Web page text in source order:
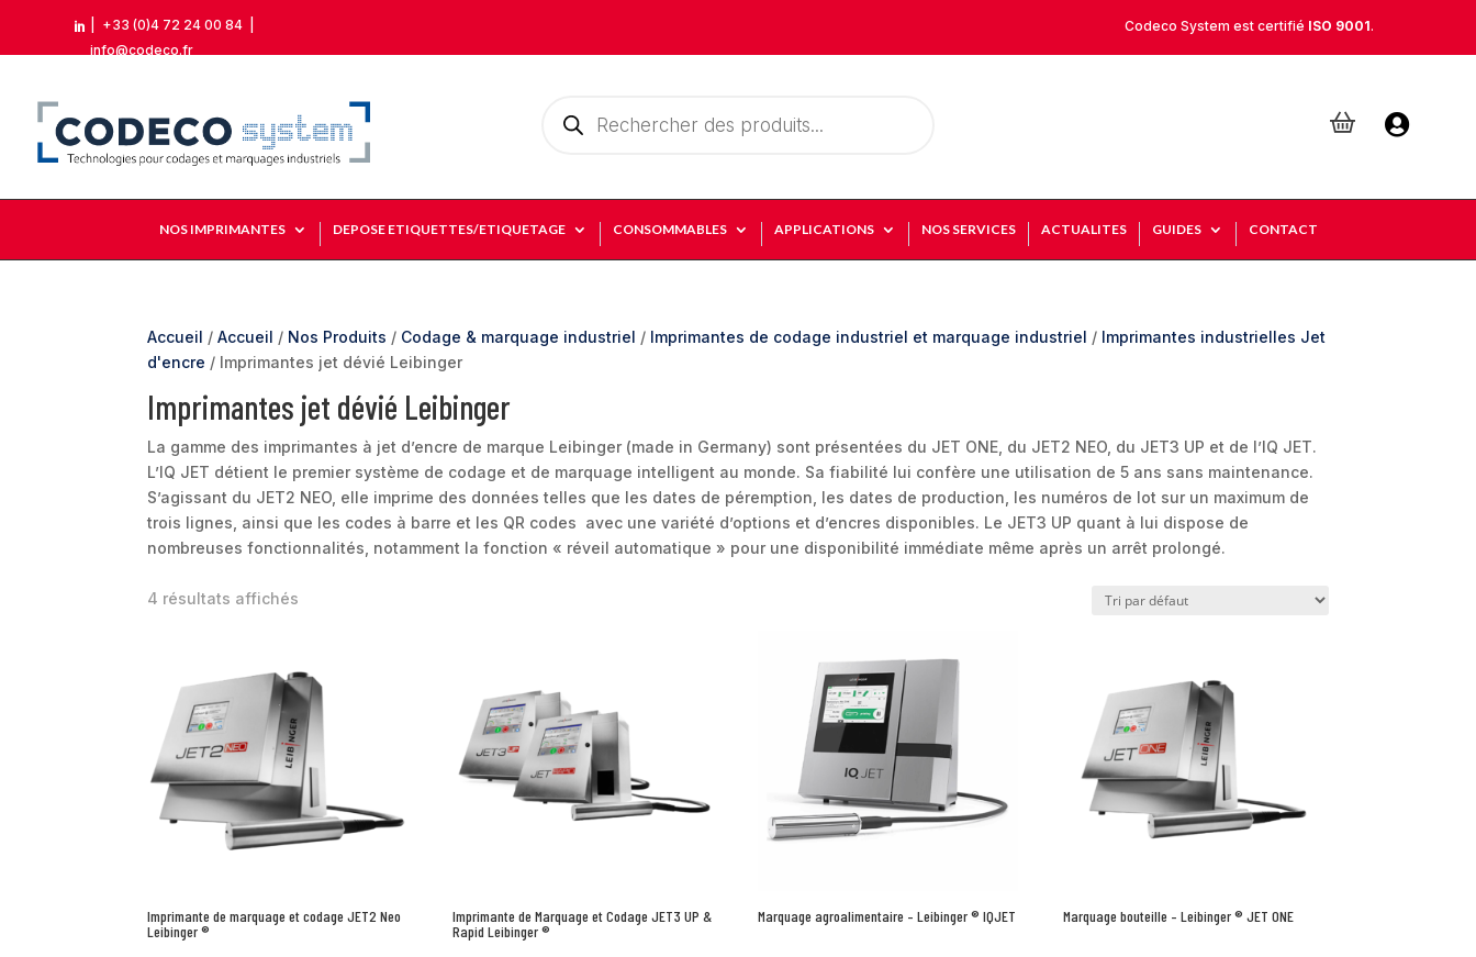
 +33 (0)4 72 24 00 84
info@codeco.fr
Codeco System est certifié ISO 9001.
produits

NOS IMPRIMANTES DEPOSE ETIQUETTES/ETIQUETAGE CONSOMMABLES APPLICATIONS NOS SERVICES ACTUALITES GUIDES CONTACT
Accueil /Accueil / Nos Produits / Codage & marquage industriel / Imprimantes de codage industriel et marquage industriel / Imprimantes industrielles Jet
d'encre / Imprimantes jet dévié Leibinger
Imprimantes jet dévié Leibinger
La gamme des imprimantes à jet d’encre de marque Leibinger (made in Germany) sont présentées du JET ONE, du JET2 NEO, du JET3 UP et de l’IQ JET.
L’IQ JET détient le premier système de codage et de marquage intelligent au monde. Sa fiabilité lui confère une utilisation de 5 ans sans maintenance.
S’agissant du JET2 NEO, elle imprime des données telles que les dates de péremption, les dates de production, les numéros de lot sur un maximum de
trois lignes, ainsi que les codes à barre et les QR codes avec une variété d’options et d’encres disponibles. Le JET3 UP quant à lui dispose de
nombreuses fonctionnalités, notamment la fonction « réveil automatique » pour une disponibilité immédiate même après un arrêt prolongé.
4 résultats affichés
Imprimante de marquage et codage JET2 Neo
Leibinger ®
Imprimante de Marquage et Codage JET3 UP &
Rapid Leibinger ®
Marquage agroalimentaire – Leibinger ® IQJET Marquage bouteille – Leibinger ® JET ONE